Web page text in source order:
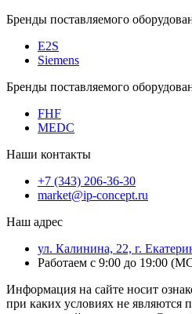
Бренды поставляемого
E2S
Siemens
Бренды поставляемого
FHF
MEDC
Наши контакты
+7 (343) 206-36-30
market@ip-concept.ru
Наш адрес
ул. Калинина, 22, г.
Работаем с 9:00 до 19:00
Информация на сайте носит
при каких условиях не являются